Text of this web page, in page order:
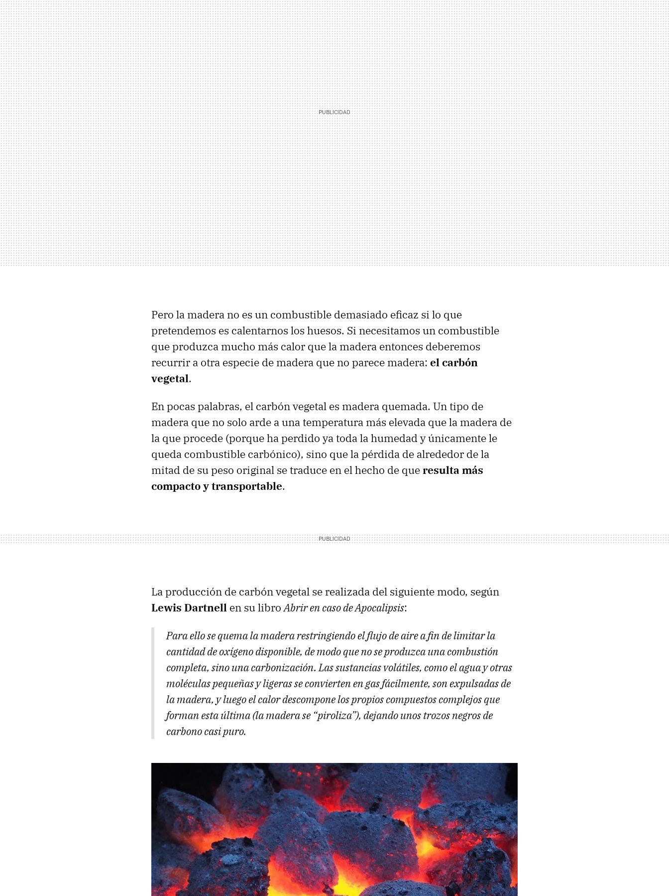
Pero la madera no es un combustible demasiado eficaz si lo que
pretendemos es calentarnos los huesos. Si necesitamos un combustible
que produzca mucho más calor que la madera entonces deberemos
recurrir a otra especie de madera que no parece madera: el carbón
vegetal.
En pocas palabras, el carbón vegetal es madera quemada. Un tipo de
madera que no solo arde a una temperatura más elevada que la madera de
la que procede (porque ha perdido ya toda la humedad y únicamente le
queda combustible carbónico), sino que la pérdida de alrededor de la
mitad de su peso original se traduce en el hecho de queresulta más
compacto y transportable.
La producción de carbón vegetal se realizada del siguiente modo, según
Lewis Dartnell en su libroAbrir en caso de Apocalipsis:
Para ello se quema la madera restringiendo el flujo de aire a fin de limitar la
cantidad de oxígeno disponible, de modo que no se produzca una combustión
completa, sino una carbonización. Las sustancias volátiles, como el agua y otras
moléculas pequeñas y ligeras se convierten en gas fácilmente, son expulsadas de
la madera, y luego el calor descompone los propios compuestos complejos que
forman esta última (la madera se “piroliza”), dejando unos trozos negros de
carbono casi puro.